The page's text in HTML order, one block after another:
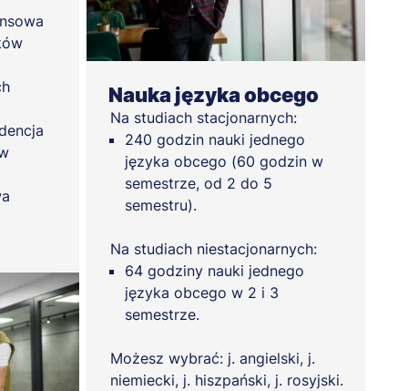
Nauka języka obcego
Na studiach stacjonarnych:
240 godzin nauki jednego
języka obcego (60 godzin w
semestrze, od 2 do 5
semestru).
Na studiach niestacjonarnych:
64 godziny nauki jednego
języka obcego w 2 i 3
semestrze.
Możesz wybrać: j. angielski, j.
niemiecki, j. hiszpański, j. rosyjski.